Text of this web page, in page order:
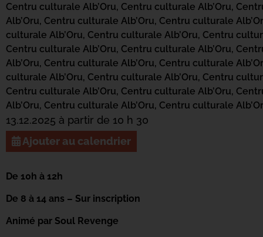
Centru culturale Alb’Oru, Centru culturale Alb’Oru,
Alb’Oru, Centru culturale Alb’Oru, Centru culturale
culturale Alb’Oru, Centru culturale Alb’Oru, Centru
Centru culturale Alb’Oru, Centru culturale Alb’Oru,
Alb’Oru, Centru culturale Alb’Oru, Centru culturale
culturale Alb’Oru, Centru culturale Alb’Oru, Centru
Centru culturale Alb’Oru, Centru culturale Alb’Oru,
Alb’Oru, Centru culturale Alb’Oru, Centru culturale
13.12.2025 à partir de 10 h 30
Ajouter au calendrier
De 10h à 12h
De 8 à 14 ans – Sur inscription
Animé par Soul Revenge